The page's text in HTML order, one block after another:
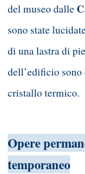
del museo dalle
sono state
di una lastra di
dell’edificio
cristallo termico.
Opere
temporaneo